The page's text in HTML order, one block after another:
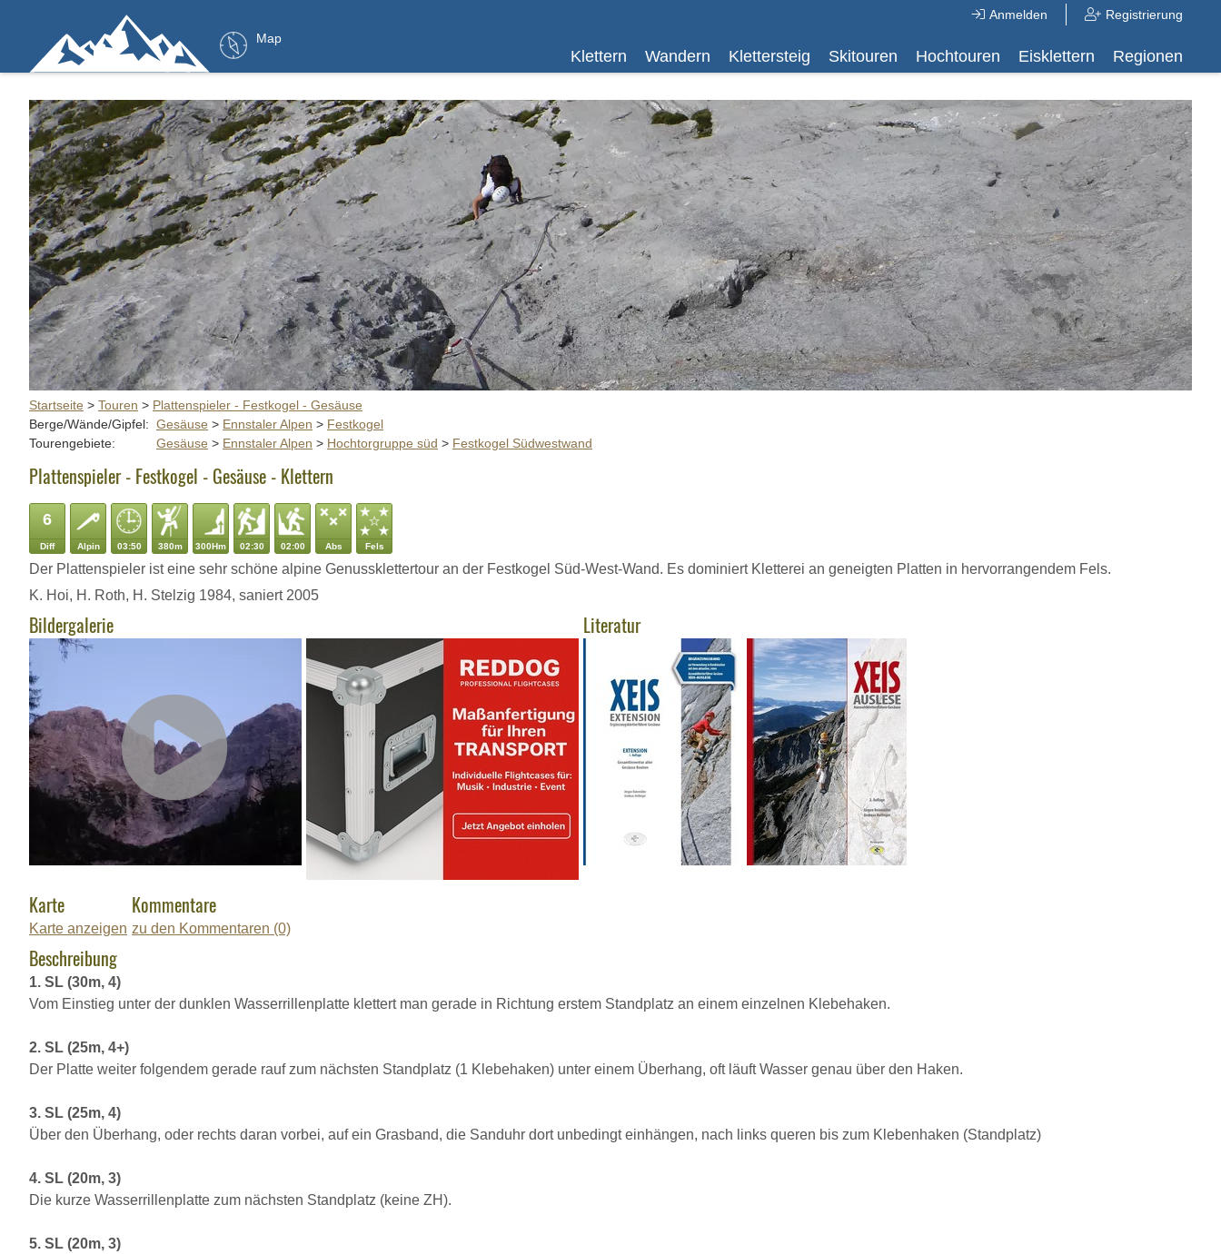
Map
Anmelden Registrierung
Klettern Wandern Klettersteig Skitouren Hochtouren Eisklettern Regionen
Startseite > Touren > Plattenspieler - Festkogel - Gesäuse
Berge/Wände/Gipfel: Gesäuse > Ennstaler Alpen > Festkogel
Tourengebiete:
Gesäuse > Ennstaler Alpen > Hochtorgruppe süd > Festkogel Südwestwand
Plattenspieler - Festkogel - Gesäuse - Klettern
6
Diff Alpin 03:50 380m 300Hm 02:30 02:00 Abs Fels
Der Plattenspieler ist eine sehr schöne alpine Genussklettertour an der Festkogel Süd-West-Wand. Es dominiert Kletterei an geneigten Platten in hervorrangendem Fels.
K. Hoi, H. Roth, H. Stelzig 1984, saniert 2005
Bildergalerie Literatur
Karte
Karte anzeigen
Kommentare
zu den Kommentaren (0)
Beschreibung
1. SL (30m, 4)
Vom Einstieg unter der dunklen Wasserrillenplatte klettert man gerade in Richtung erstem Standplatz an einem einzelnen Klebehaken.
2. SL (25m, 4+)
Der Platte weiter folgendem gerade rauf zum nächsten Standplatz (1 Klebehaken) unter einem Überhang, oft läuft Wasser genau über den Haken.
3. SL (25m, 4)
Über den Überhang, oder rechts daran vorbei, auf ein Grasband, die Sanduhr dort unbedingt einhängen, nach links queren bis zum Klebenhaken (Standplatz)
4. SL (20m, 3)
Die kurze Wasserrillenplatte zum nächsten Standplatz (keine ZH).
5. SL (20m, 3)